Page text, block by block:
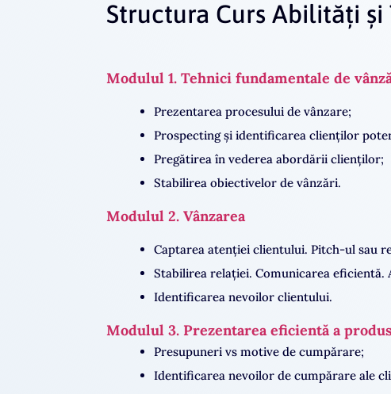
Structura Curs Abilități
Modulul 1. Tehnici fundamentale de
Prezentarea procesului de vânzare;
Prospecting și identificarea clienților
Pregătirea în vederea abordării clienților;
Stabilirea obiectivelor de vânzări.
Modulul 2. Vânzarea
Captarea atenției clientului. Pitch-ul sau
Stabilirea relației. Comunicarea eficientă.
Identificarea nevoilor clientului.
Modulul 3. Prezentarea eficientă a
Presupuneri vs motive de cumpărare;
Identificarea nevoilor de cumpărare ale